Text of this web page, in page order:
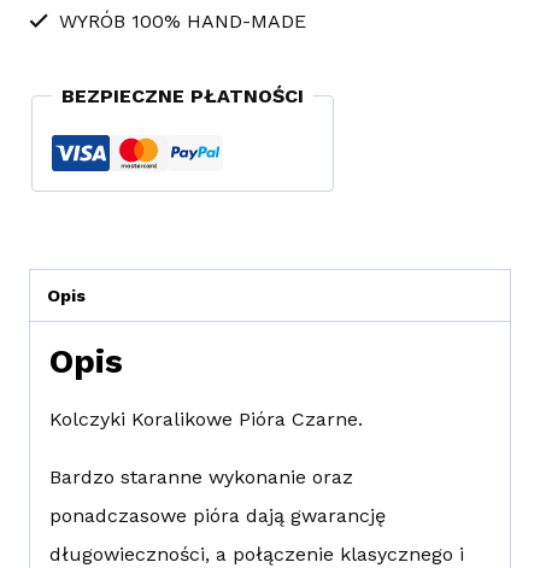
WYRÓB 100% HAND-MADE
BEZPIECZNE PŁATNOŚCI
Opis
Opis
Kolczyki Koralikowe Pióra Czarne.
Bardzo staranne wykonanie oraz
ponadczasowe pióra dają gwarancję
długowieczności, a połączenie klasycznego i